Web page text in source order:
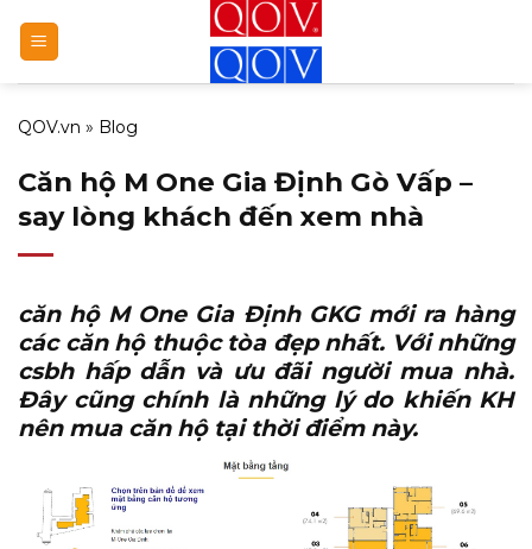
qua
nội
dung
QOV.vn » Blog
Căn hộ M One Gia Định Gò Vấp –
say lòng khách đến xem nhà
căn hộ M One Gia Định GKGmới ra hàng
các căn hộ thuộc tòa đẹp nhất. Với những
csbh hấp dẫn và ưu đãi người mua nhà.
Đây cũng chính là những lý do khiến KH
nên mua căn hộ tại thời điểm này.